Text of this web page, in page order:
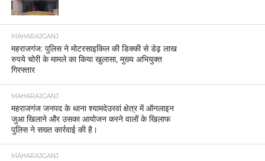
MAHARAJGANJ
महराजगंज: पुलिस ने मोटरसाइकिल की डिक्की से डेढ़ लाख
रुपये चोरी के मामले का किया खुलासा, मुख्य अभियुक्त
गिरफ्तार
MAHARAJGANJ
महराजगंज जनपद के थाना श्यामदेउरवां क्षेत्र में ऑनलाइन
जुआ खिलाने और उसका आयोजन करने वालों के खिलाफ
पुलिस ने सख्त कार्रवाई की है।
MAHARAJGANJ